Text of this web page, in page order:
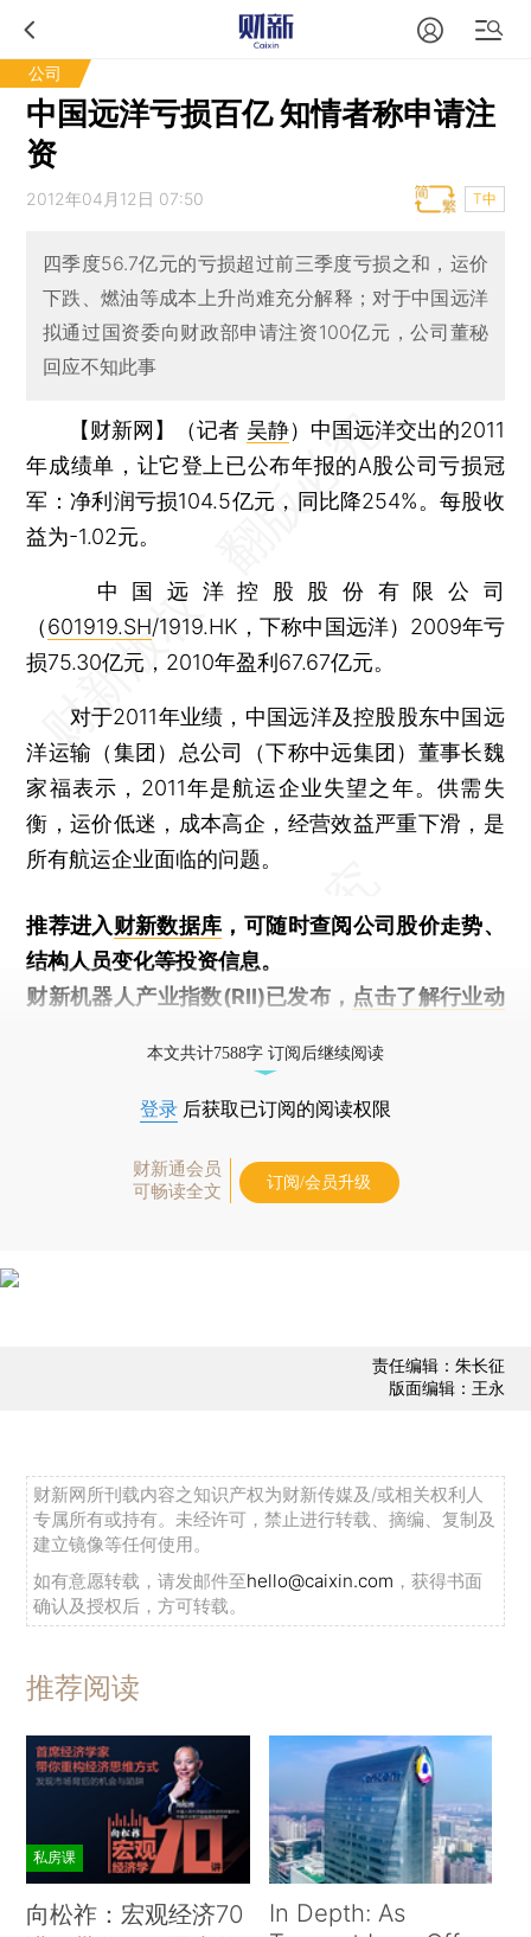
公司
中国远洋亏损百亿 知情者称申请注
资
2012年04月12日 07:50 T中
四季度56.7亿元的亏损超过前三季度亏损之和，运价
下跌、燃油等成本上升尚难充分解释；对于中国远洋
拟通过国资委向财政部申请注资100亿元，公司董秘
回应不知此事
【财新网】（记者 吴静） 中国远洋交出的2011
年成绩单，让它登上已公布年报的A股公司亏损冠
军：净利润亏损104.5亿元，同比降254%。每股收
益为-1.02元。
中国远洋控股股份有限公司
（601919.SH/1919.HK，下称中国远洋）2009年亏
损75.30亿元，2010年盈利67.67亿元。
对于2011年业绩，中国远洋及控股股东中国远
洋运输（集团）总公司（下称中远集团）董事长魏
家福表示，2011年是航运企业失望之年。供需失
衡，运价低迷，成本高企，经营效益严重下滑，是
所有航运企业面临的问题。
推荐进入财新数据库 ，可随时查阅公司股价走势、
结构人员变化等投资信息。
财新机器人产业指数(RII)已发布， 点击了解行业动
本文共计7588字 订阅后继续阅读
登录 后获取已订阅的阅读权限
财新通会员
可畅读全文
订阅/会员升级
责任编辑：朱长征
版面编辑：王永
财新网所刊载内容之知识产权为财新传媒及/或相关权利人
专属所有或持有。未经许可，禁止进行转载、摘编、复制及
建立镜像等任何使用。
如有意愿转载，请发邮件至hello@caixin.com ，获得书面
确认及授权后，方可转载。
推荐阅读
私房课
向松祚：宏观经济70
In Depth: As